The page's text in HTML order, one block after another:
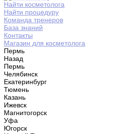
Найти косметолога
Найти процедуру
Команда тренеров
База знаний
Контакты
Магазин для косметолога
Пермь
Назад
Пермь
Челябинск
Екатеринбург
Тюмень
Казань
Ижевск
Магнитогорск
Уфа
Югорск